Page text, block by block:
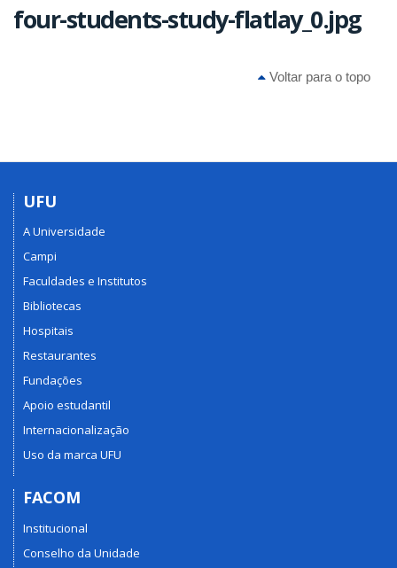
four-students-study-flatlay_0.jpg
Voltar para o topo
UFU
A Universidade
Campi
Faculdades e Institutos
Bibliotecas
Hospitais
Restaurantes
Fundações
Apoio estudantil
Internacionalização
Uso da marca UFU
FACOM
Institucional
Conselho da Unidade